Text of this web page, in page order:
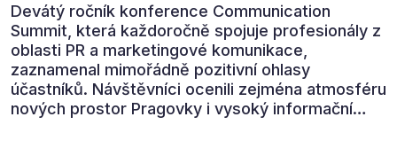
Devátý ročník konference Communication
Summit, která každoročně spojuje profesionály z
oblasti PR a marketingové komunikace,
zaznamenal mimořádně pozitivní ohlasy
účastníků. Návštěvníci ocenili zejména atmosféru
nových prostor Pragovky i vysoký informační